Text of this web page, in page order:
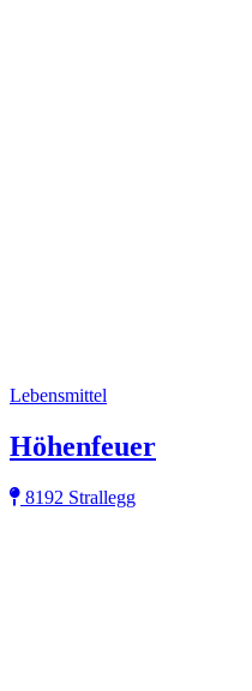
Lebensmittel
Höhenfeuer
8192 Strallegg